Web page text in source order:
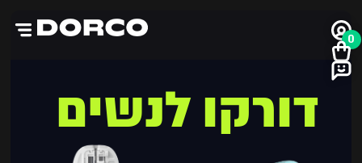
0
דורקו לנשים